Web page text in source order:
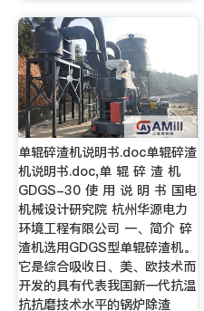
单辊碎渣机说明书.doc单辊碎渣
机说明书.doc,单 辊 碎 渣 机
GDGS-30 使 用 说 明 书 国电
机械设计研究院 杭州华源电力
环境工程有限公司 一、简介 碎
渣机选用GDGS型单辊碎渣机。
它是综合吸收日、美、欧技术而
开发的具有代表我国新一代抗温
抗抗磨技术水平的锅炉除渣